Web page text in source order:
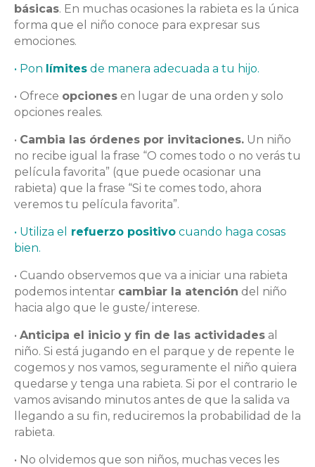
básicas. En muchas ocasiones la rabieta es la única
forma que el niño conoce para expresar sus
emociones.
• Pon límites de manera adecuada a tu hijo.
• Ofrece opciones en lugar de una orden y solo
opciones reales.
• Cambia las órdenes por invitaciones. Un niño
no recibe igual la frase “O comes todo o no verás tu
película favorita” (que puede ocasionar una
rabieta) que la frase “Si te comes todo, ahora
veremos tu película favorita”.
• Utiliza el refuerzo positivo cuando haga cosas
bien.
• Cuando observemos que va a iniciar una rabieta
podemos intentar cambiar la atención del niño
hacia algo que le guste/ interese.
• Anticipa el inicio y fin de las actividades al
niño. Si está jugando en el parque y de repente le
cogemos y nos vamos, seguramente el niño quiera
quedarse y tenga una rabieta. Si por el contrario le
vamos avisando minutos antes de que la salida va
llegando a su fin, reduciremos la probabilidad de la
rabieta.
• No olvidemos que son niños, muchas veces les